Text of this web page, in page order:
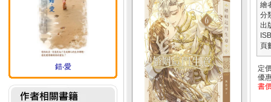
錯‧愛
繪
分
出
頁
定
優
書